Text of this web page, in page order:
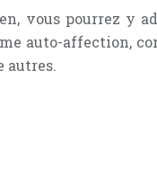
vous pourrez y
auto-affection,
autres.